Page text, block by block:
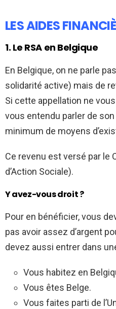
LES AIDES
1. Le RSA en Belgique
En Belgique, on ne parle
solidarité active) mais de
Si cette appellation ne
vous entendu parler de
minimum de moyens
Ce revenu est versé par le
d’Action Sociale).
Y avez-vous droit ?
Pour en bénéficier, vous
pas avoir assez d’argent
devez aussi entrer dans
Vous habitez en
Vous êtes Belge.
Vous faites parti de